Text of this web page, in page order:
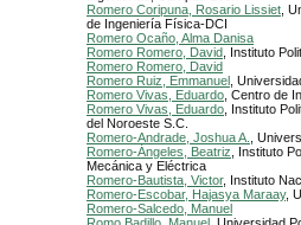
Romero Coripuna, Rosario Lissiet ,
de Ingeniería Física-DCI
Romero Ocaño, Alma Danisa
Romero Romero, David , Instituto
Romero Romero, David
Romero Ruiz, Emmanuel
,
Romero Vivas, Eduardo , Centro de
Romero Vivas, Eduardo , Instituto
del Noroeste S.C.
Romero-Andrade, Joshua A.
,
Romero-Ángeles, Beatriz , Instituto
Mecánica y Eléctrica
Romero-Bautista, Victor, Instituto
Romero-Escobar, Hajasya Maraay,
Romero-Salcedo, Manuel